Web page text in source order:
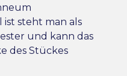
ist steht man als
und kann das
des Stückes